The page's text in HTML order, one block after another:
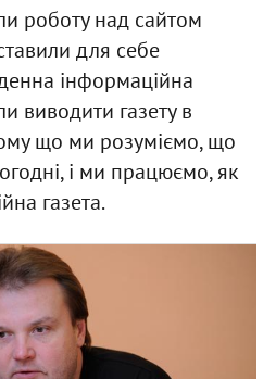
роботу над сайтом
для себе
інформаційна
виводити газету в
що ми розуміємо, що
і ми працюємо, як
газета.